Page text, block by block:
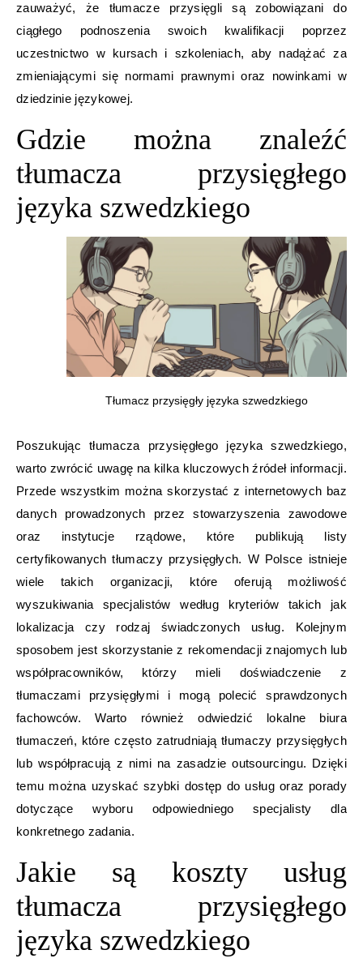
zauważyć, że tłumacze przysięgli są zobowiązani do
ciągłego podnoszenia swoich kwalifikacji poprzez
uczestnictwo w kursach i szkoleniach, aby nadążać za
zmieniającymi się normami prawnymi oraz nowinkami w
dziedzinie językowej.
Gdzie można znaleźć
tłumacza przysięgłego
języka szwedzkiego
Tłumacz przysięgły języka szwedzkiego
Poszukując tłumacza przysięgłego języka szwedzkiego,
warto zwrócić uwagę na kilka kluczowych źródeł informacji.
Przede wszystkim można skorzystać z internetowych baz
danych prowadzonych przez stowarzyszenia zawodowe
oraz instytucje rządowe, które publikują listy
certyfikowanych tłumaczy przysięgłych. W Polsce istnieje
wiele takich organizacji, które oferują możliwość
wyszukiwania specjalistów według kryteriów takich jak
lokalizacja czy rodzaj świadczonych usług. Kolejnym
sposobem jest skorzystanie z rekomendacji znajomych lub
współpracowników, którzy mieli doświadczenie z
tłumaczami przysięgłymi i mogą polecić sprawdzonych
fachowców. Warto również odwiedzić lokalne biura
tłumaczeń, które często zatrudniają tłumaczy przysięgłych
lub współpracują z nimi na zasadzie outsourcingu. Dzięki
temu można uzyskać szybki dostęp do usług oraz porady
dotyczące wyboru odpowiedniego specjalisty dla
konkretnego zadania.
Jakie są koszty usług
tłumacza przysięgłego
języka szwedzkiego